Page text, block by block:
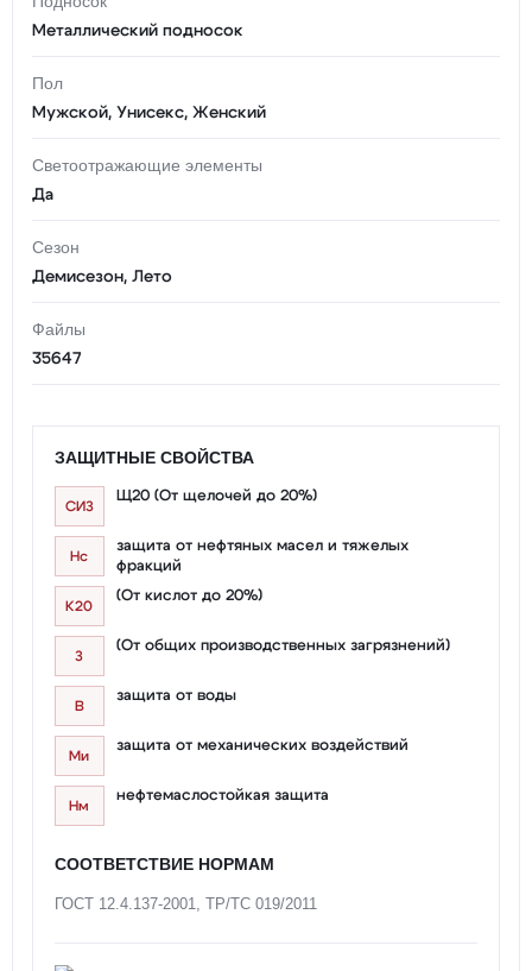
Металлический подносок
Пол
Мужской, Унисекс, Женский
Светоотражающие элементы
Да
Сезон
Демисезон, Лето
Файлы
35647
ЗАЩИТНЫЕ СВОЙСТВА
СИЗ
Щ20 (От щелочей до 20%)
Нс
защита от нефтяных масел и тяжелых
фракций
К20
(От кислот до 20%)
З
(От общих производственных загрязнений)
В
защита от воды
Ми
защита от механических воздействий
Нм
нефтемаслостойкая защита
СООТВЕТСТВИЕ НОРМАМ
ГОСТ 12.4.137-2001, ТР/ТС 019/2011